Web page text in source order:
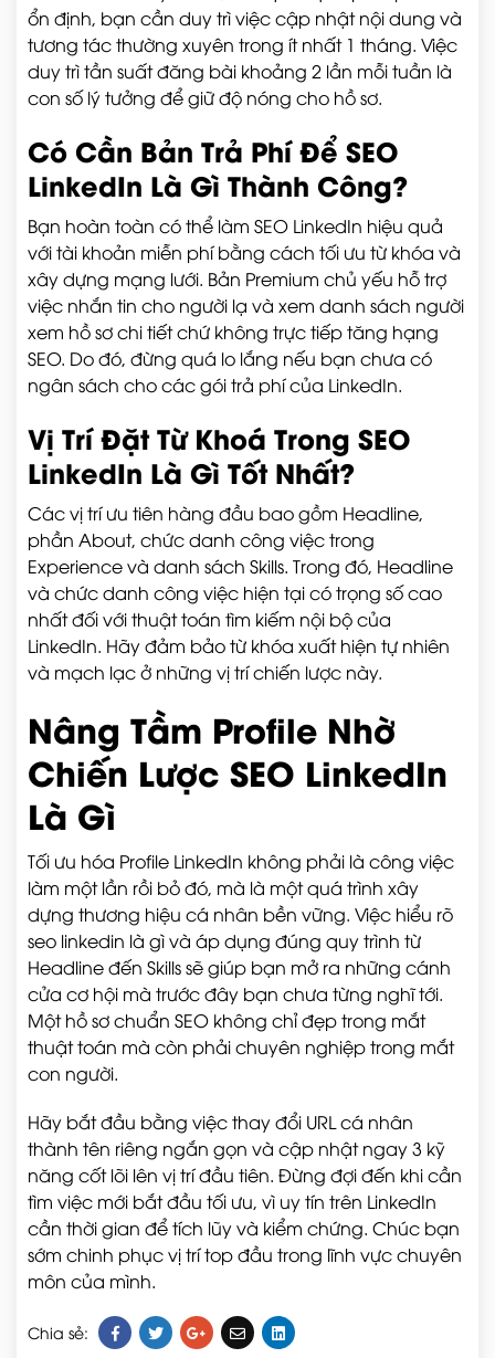
ổn định, bạn cần duy trì việc cập nhật nội dung và
tương tác thường xuyên trong ít nhất 1 tháng. Việc
duy trì tần suất đăng bài khoảng 2 lần mỗi tuần là
con số lý tưởng để giữ độ nóng cho hồ sơ.
Có Cần Bản Trả Phí Để SEO
LinkedIn Là Gì Thành Công?
Bạn hoàn toàn có thể làm SEO LinkedIn hiệu quả
với tài khoản miễn phí bằng cách tối ưu từ khóa và
xây dựng mạng lưới. Bản Premium chủ yếu hỗ trợ
việc nhắn tin cho người lạ và xem danh sách người
xem hồ sơ chi tiết chứ không trực tiếp tăng hạng
SEO. Do đó, đừng quá lo lắng nếu bạn chưa có
ngân sách cho các gói trả phí của LinkedIn.
Vị Trí Đặt Từ Khoá Trong SEO
LinkedIn Là Gì Tốt Nhất?
Các vị trí ưu tiên hàng đầu bao gồm Headline,
phần About, chức danh công việc trong
Experience và danh sách Skills. Trong đó, Headline
và chức danh công việc hiện tại có trọng số cao
nhất đối với thuật toán tìm kiếm nội bộ của
LinkedIn. Hãy đảm bảo từ khóa xuất hiện tự nhiên
và mạch lạc ở những vị trí chiến lược này.
Nâng Tầm Profile Nhờ
Chiến Lược SEO LinkedIn
Là Gì
Tối ưu hóa Profile LinkedIn không phải là công việc
làm một lần rồi bỏ đó, mà là một quá trình xây
dựng thương hiệu cá nhân bền vững. Việc hiểu rõ
seo linkedin là gì và áp dụng đúng quy trình từ
Headline đến Skills sẽ giúp bạn mở ra những cánh
cửa cơ hội mà trước đây bạn chưa từng nghĩ tới.
Một hồ sơ chuẩn SEO không chỉ đẹp trong mắt
thuật toán mà còn phải chuyên nghiệp trong mắt
con người.
Hãy bắt đầu bằng việc thay đổi URL cá nhân
thành tên riêng ngắn gọn và cập nhật ngay 3 kỹ
năng cốt lõi lên vị trí đầu tiên. Đừng đợi đến khi cần
tìm việc mới bắt đầu tối ưu, vì uy tín trên LinkedIn
cần thời gian để tích lũy và kiểm chứng. Chúc bạn
sớm chinh phục vị trí top đầu trong lĩnh vực chuyên
môn của mình.
Chia sẻ: